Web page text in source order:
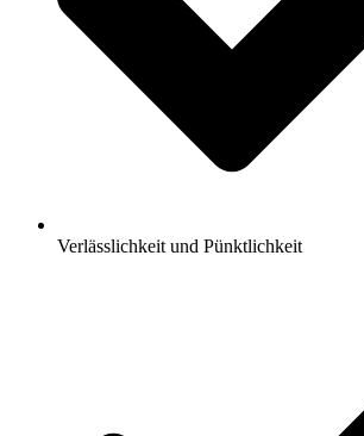
Verlässlichkeit und Pünktlichkeit